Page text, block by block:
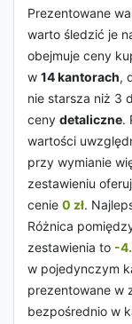
Prezentowane
warto śledzić je
obejmuje ceny
w 14 kantorach,
nie starsza niż 3
ceny detaliczne.
wartości
przy wymianie
zestawieniu
cenie 0 zł.
Różnica
zestawienia to -
w pojedynczym
prezentowane w
bezpośrednio w